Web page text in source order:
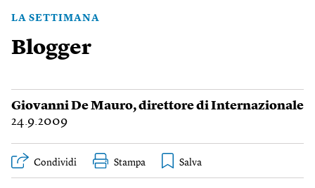
LA SETTIMANA
Blogger
Giovanni De Mauro, direttore di Internazionale
24.9.2009
Condividi Stampa